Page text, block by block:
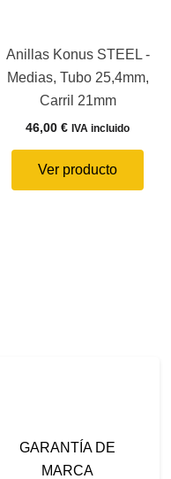
Anillas Konus STEEL -
Medias, Tubo 25,4mm,
Carril 21mm
46,00€ IVA incluido
Ver producto
GARANTÍA DE
MARCA